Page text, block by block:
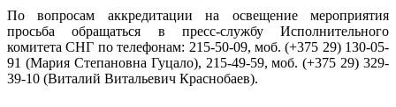
По вопросам аккредитации на освещение мероприятия
просьба обращаться в пресс-службу Исполнительного
комитета СНГ по телефонам: 215-50-09, моб. (+375 29) 130-05-
91 (Мария Степановна Гуцало), 215-49-59, моб. (+375 29) 329-
39-10 (Виталий Витальевич Краснобаев).